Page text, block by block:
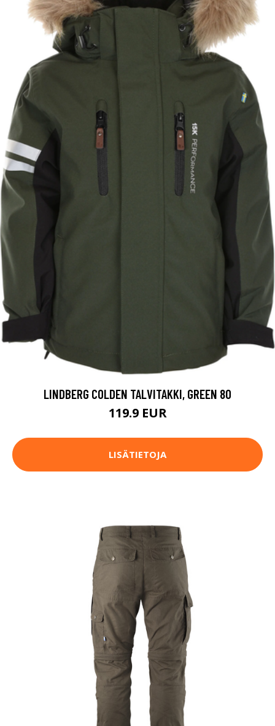
LINDBERG COLDEN TALVITAKKI, GREEN 80
119.9 EUR
LISÄTIETOJA